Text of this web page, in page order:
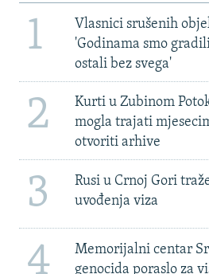
1
Vlasnici srušenih
'Godinama smo
ostali bez svega'
2
Kurti u Zubinom
mogla trajati
otvoriti arhive
3
Rusi u Crnoj Gori
uvođenja viza
4
Memorijalni centar
genocida poraslo za